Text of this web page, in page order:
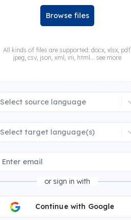
Browse files
All kinds of files are supported: docx, xlsx, pdf,
jpeg, csv, json, xml, ini, html... see more
Select source language
Select target language(s)
or sign in with
Continue with Google